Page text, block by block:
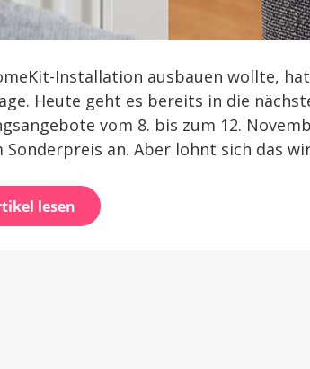
Installation ausbauen wollte,
Heute geht es bereits in die
vom 8. bis zum 12.
Sonderpreis an. Aber lohnt sich das
lesen